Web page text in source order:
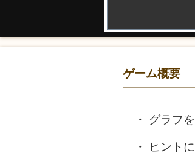
ゲーム概要
グラフを
ヒントに